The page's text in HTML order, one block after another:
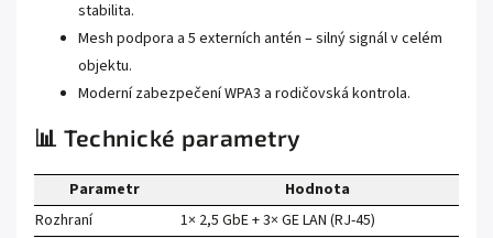
stabilita.
Mesh podpora a 5 externích antén – silný signál v celém
objektu.
Moderní zabezpečení WPA3 a rodičovská kontrola.
📊 Technické parametry
Parametr
Hodnota
Rozhraní
1× 2,5 GbE + 3× GE LAN (RJ-45)